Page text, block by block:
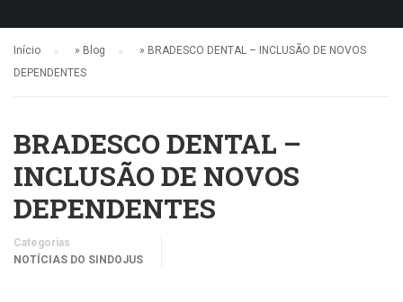
Início » Blog » BRADESCO DENTAL – INCLUSÃO DE NOVOS
DEPENDENTES
BRADESCO DENTAL –
INCLUSÃO DE NOVOS
DEPENDENTES
Categorias
NOTÍCIAS DO SINDOJUS